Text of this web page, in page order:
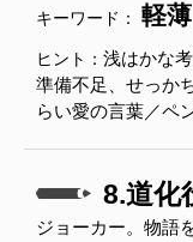
キーワード： 軽薄
ヒント： 浅はかな
準備不足、せっか
らい愛の言葉／ペ
8.道化
ジョーカー。物語